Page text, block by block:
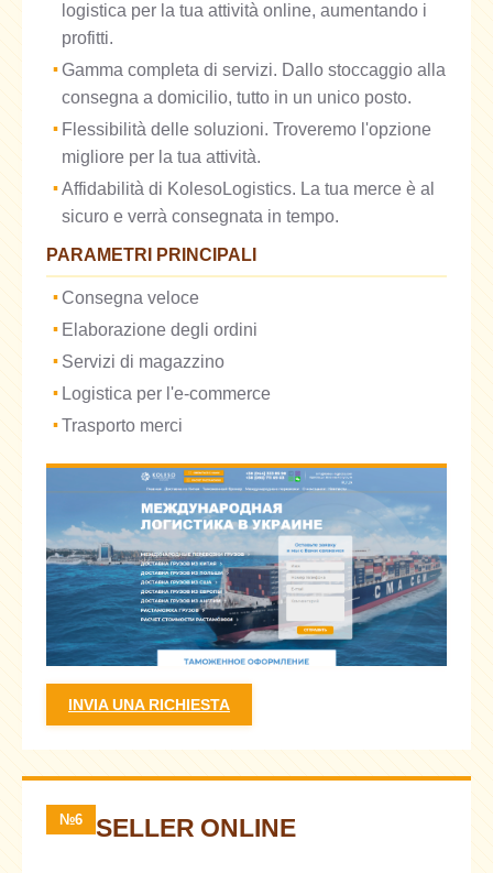
logistica per la tua attività online, aumentando i
profitti.
Gamma completa di servizi. Dallo stoccaggio alla
consegna a domicilio, tutto in un unico posto.
Flessibilità delle soluzioni. Troveremo l'opzione
migliore per la tua attività.
Affidabilità di KolesoLogistics. La tua merce è al
sicuro e verrà consegnata in tempo.
PARAMETRI PRINCIPALI
Consegna veloce
Elaborazione degli ordini
Servizi di magazzino
Logistica per l'e-commerce
Trasporto merci
INVIA UNA RICHIESTA
№6 SELLER ONLINE